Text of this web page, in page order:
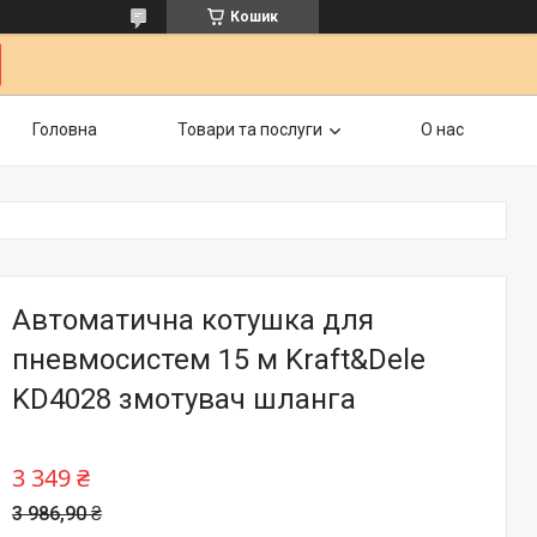
Кошик
Головна Товари та послуги О нас
Автоматична котушка для
пневмосистем 15 м Kraft&Dele
KD4028 змотувач шланга
3 986,90 ₴
3 349 ₴